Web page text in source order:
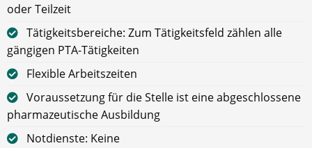
oder Teilzeit
Tätigkeitsbereiche: Zum Tätigkeitsfeld zählen alle
gängigen PTA-Tätigkeiten
Flexible Arbeitszeiten
Voraussetzung für die Stelle ist eine abgeschlossene
pharmazeutische Ausbildung
Notdienste: Keine